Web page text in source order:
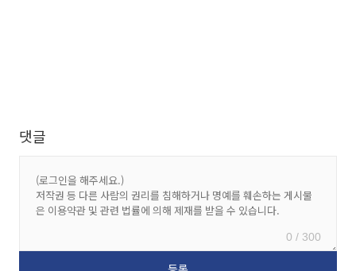
댓글
0 / 300